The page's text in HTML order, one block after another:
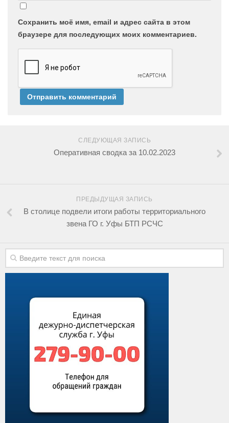
Сохранить моё имя, email и адрес сайта в этом
браузере для последующих моих комментариев.
СЛЕДУЮЩАЯ ЗАПИСЬ
Оперативная сводка за 10.02.2023
ПРЕДЫДУЩАЯ ЗАПИСЬ
В столице подвели итоги работы территориального
звена ГО г. Уфы БТП РСЧС